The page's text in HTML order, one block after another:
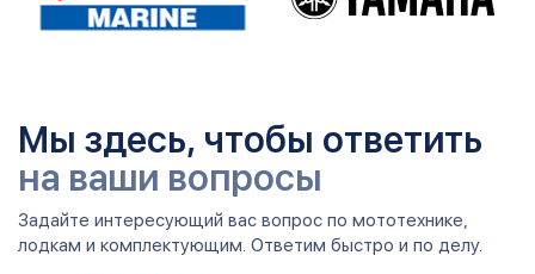
Мы здесь, чтобы ответить
на ваши вопросы
Задайте интересующий вас вопрос по мототехнике,
лодкам и комплектующим. Ответим быстро и по делу.